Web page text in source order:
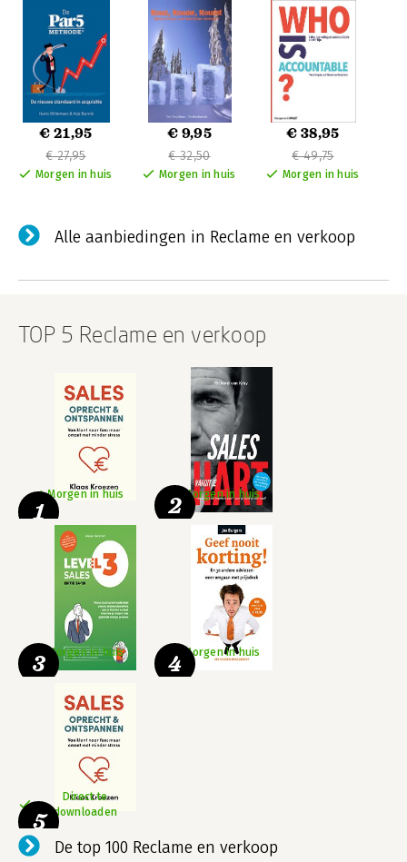
€ 21,95
€ 27,95
Morgen in huis
€ 9,95
€ 32,50
Morgen in huis
€ 38,95
€ 49,75
Morgen in huis
Alle aanbiedingen in Reclame en verkoop
TOP 5 Reclame en verkoop
Morgen in huis
1
Morgen in huis
2
Morgen in huis
3 Morgen in huis
4
Direct te
downloaden
5
De top 100 Reclame en verkoop